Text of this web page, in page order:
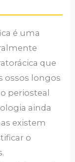
é uma
que
ossos longos
periosteal
ainda
existem
o